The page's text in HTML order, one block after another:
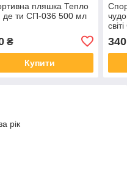
пляшка Тепло
де ти СП-036 500 мл
₴
Купити
340
рік